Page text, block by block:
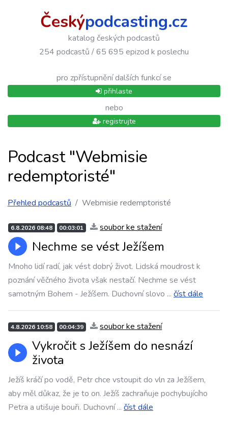
Českýpodcasting.cz
katalog českých podcastů
254 podcastů / 65 695 epizod k poslechu
pro zpřístupnění dalších funkcí se
přihlaste
nebo
registrujte
Podcast "Webmisie
redemptoristé"
Přehled podcastů Webmisie redemptoristé
6.8.2026 08:48 00:03:01 soubor ke stažení
Nechme se vést Ježíšem
Mnoho lidí radí, jak vést dobrý život. Lidská moudrost k
poznání věčného života však nestačí. Nechme se vést
samotným Bohem - Ježíšem. Duchovní slovo ... číst dále
4.8.2026 10:58 00:04:39 soubor ke stažení
Vykročit s Ježíšem do nesnází
života
Ježíš kráčí po vodě, Petr chce vstoupit do vln za Ježíšem,
aby měl důkaz, že je to on. Ježíš zachraňuje pochybujícího
Petra a utišuje bouři. Duchovní... číst dále